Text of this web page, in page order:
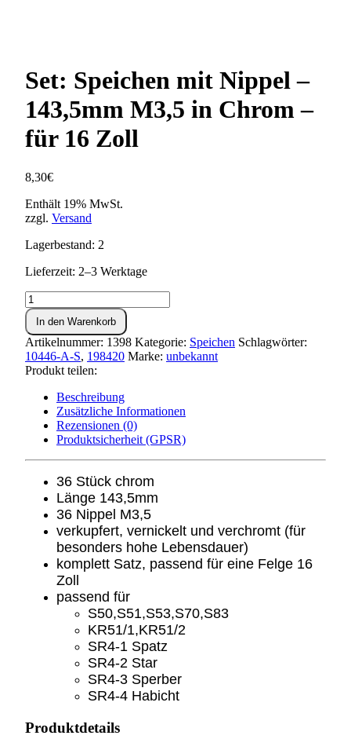
Set: Speichen mit Nippel –
143,5mm M3,5 in Chrom –
für 16 Zoll
8,30€
Enthält 19% MwSt.
zzgl. Versand
Lagerbestand: 2
Lieferzeit: 2–3 Werktage
Set:
Speichen
mit
Nippel
-
143,5mm
Chrom
Menge
In den Warenkorb
Artikelnummer: 1398 Kategorie: Speichen Schlagwörter:
10446-A-S, 198420 Marke: unbekannt
Produkt teilen:
Beschreibung
Zusätzliche Informationen
Rezensionen (0)
Produktsicherheit (GPSR)
36 Stück chrom
Länge 143,5mm
36 Nippel M3,5
verkupfert, vernickelt und verchromt (für
besonders hohe Lebensdauer)
komplett Satz, passend für eine Felge 16
Zoll
passend für
S50,S51,S53,S70,S83
KR51/1,KR51/2
SR4-1 Spatz
SR4-2 Star
SR4-3 Sperber
SR4-4 Habicht
Produktdetails